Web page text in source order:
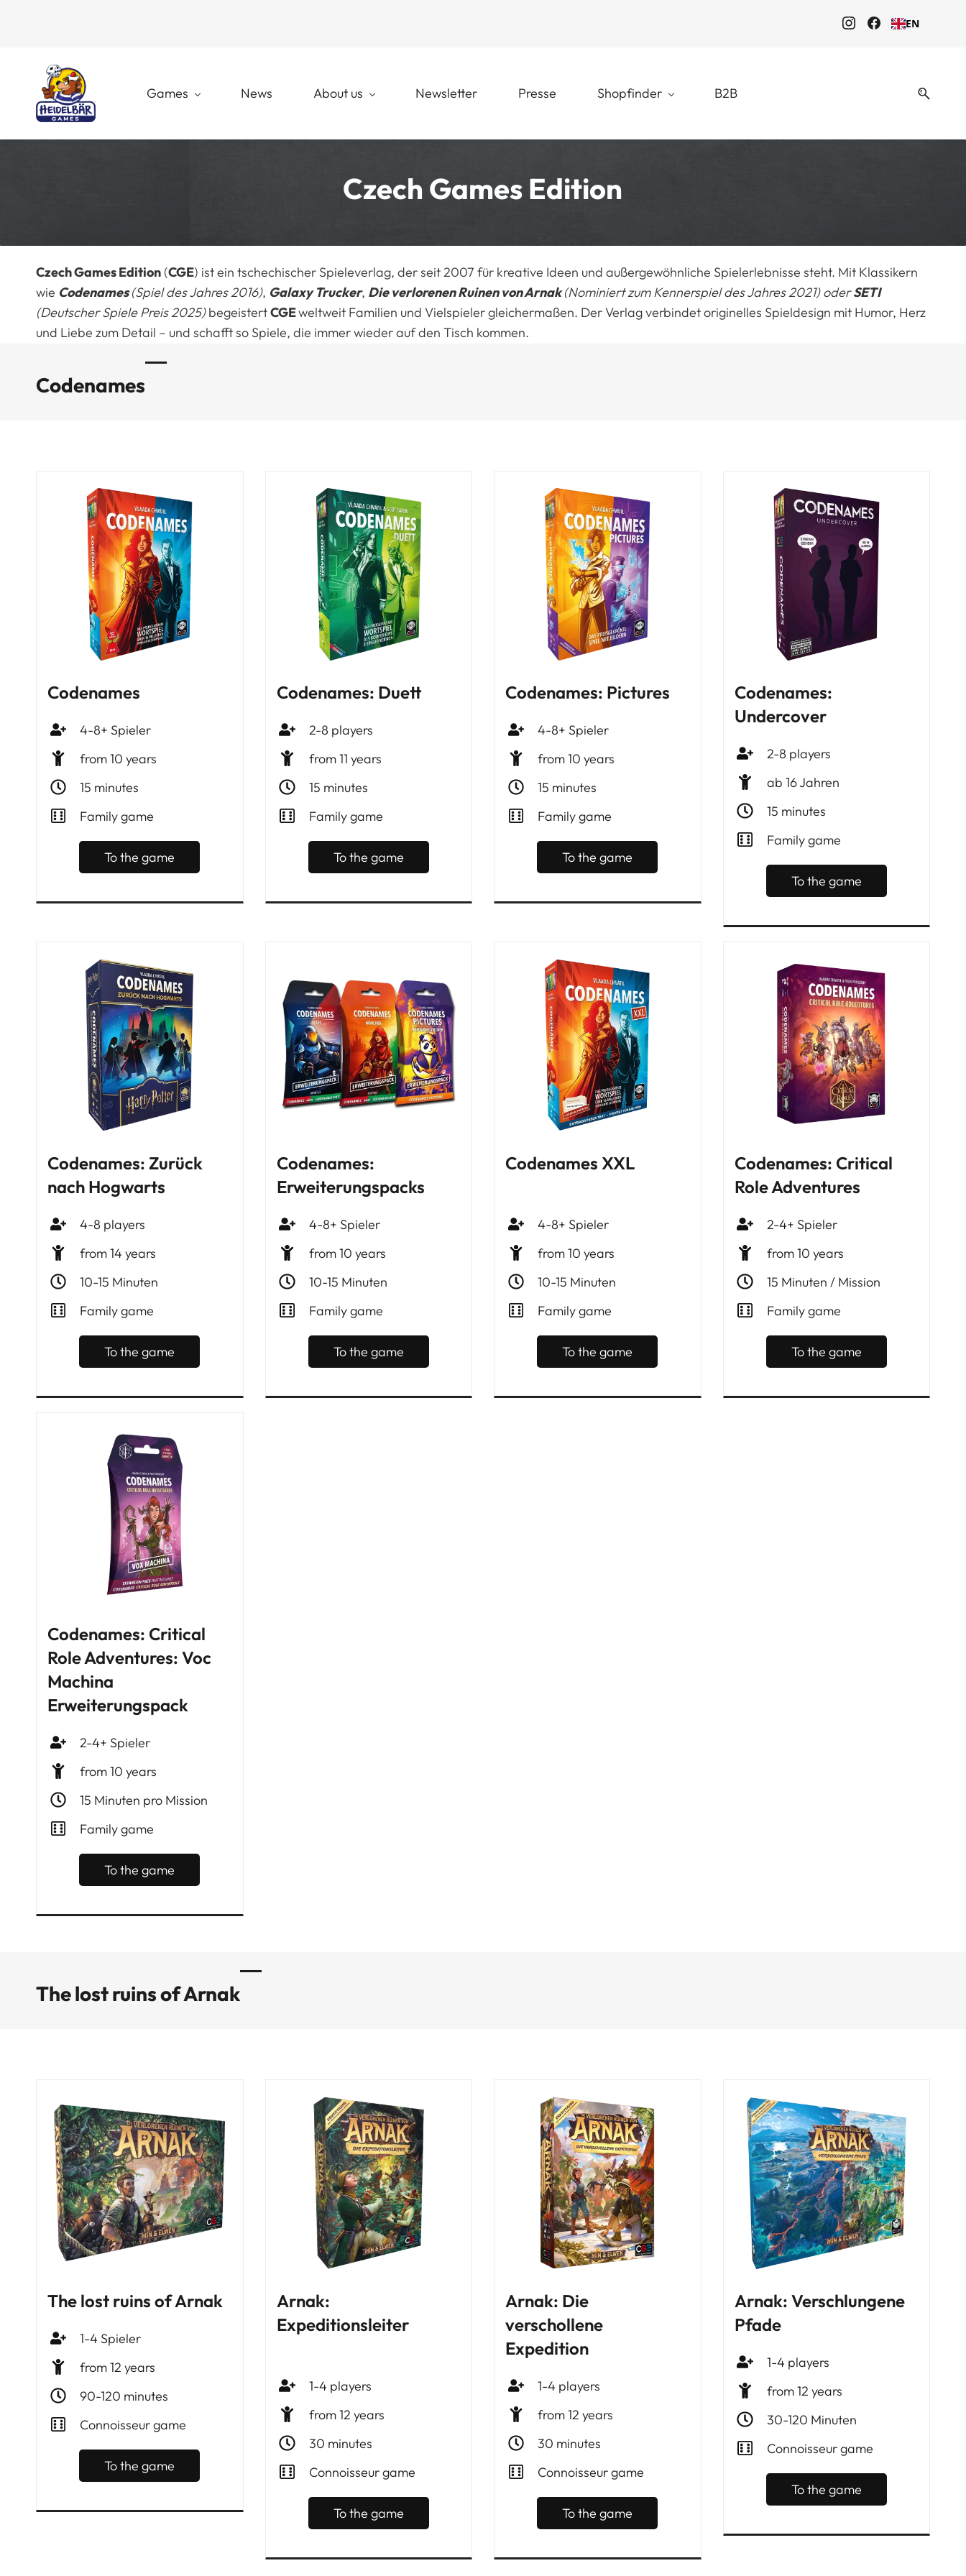
EN
Games News About us Newsletter Presse Shopfinder B2B
Czech Games Edition
Czech Games Edition (CGE) ist ein tschechischer Spieleverlag, der seit 2007 für kreative Ideen und außergewöhnliche Spielerlebnisse steht. Mit Klassikern
wie Codenames(Spiel des Jahres 2016), Galaxy Trucker, Die verlorenen Ruinen von Arnak(Nominiert zum Kennerspiel des Jahres 2021) oderSETI
(Deutscher Spiele Preis 2025)begeistertCGEweltweit Familien und Vielspieler gleichermaßen. Der Verlag verbindet originelles Spieldesign mit Humor, Herz
und Liebe zum Detail – und schafft so Spiele, die immer wieder auf den Tisch kommen.
Codenames
Codenames
4-8+ Spieler
from 10 years
15 minutes
Family game
To the game
Codenames: Duett
2-8 players
from 11 years
15 minutes
Family game
To the game
Codenames: Pictures
4-8+ Spieler
from 10 years
15 minutes
Family game
To the game
Codenames:
Undercover
2-8 players
ab 16 Jahren
15 minutes
Family game
To the game
Codenames: Zurück
nach Hogwarts
4-8 players
from 14 years
10-15 Minuten
Family game
To the game
Codenames:
Erweiterungspacks
4-8+ Spieler
from 10 years
10-15 Minuten
Family game
To the game
Codenames XXL
4-8+ Spieler
from 10 years
10-15 Minuten
Family game
To the game
Codenames: Critical
Role Adventures
2-4+ Spieler
from 10 years
15 Minuten / Mission
Family game
To the game
Codenames: Critical
Role Adventures: Voc
Machina
Erweiterungspack
2-4+ Spieler
from 10 years
15 Minuten pro Mission
Family game
To the game
The lost ruins of Arnak
The lost ruins of Arnak
1-4 Spieler
from 12 years
90-120 minutes
Connoisseur game
To the game
Arnak:
Expeditionsleiter
1-4 players
from 12 years
30 minutes
Connoisseur game
To the game
Arnak: Die
verschollene
Expedition
1-4 players
from 12 years
30 minutes
Connoisseur game
To the game
Arnak: Verschlungene
Pfade
1-4 players
from 12 years
30-120 Minuten
Connoisseur game
To the game